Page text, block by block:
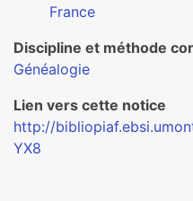
France
Discipline et méthode
Généalogie
Lien vers cette notice
http://
YX8